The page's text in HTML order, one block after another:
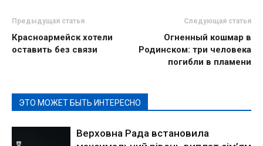
Предыдущая статья
Красноармейск хотели
оставить без связи
Следующая статья
Огненный кошмар в
Родинском: три человека
погибли в пламени
ЭТО МОЖЕТ БЫТЬ ИНТЕРЕСНО
Верховна Рада встановила